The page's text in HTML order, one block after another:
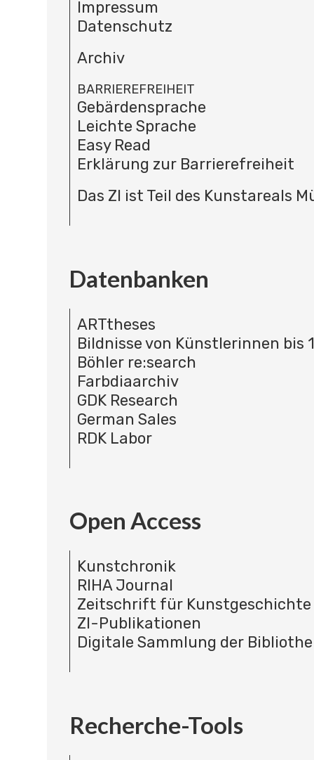
Impressum
Datenschutz
Archiv
BARRIEREFREIHEIT
Gebärdensprache
Leichte Sprache
Easy Read
Erklärung zur Barrierefreiheit
Das ZI ist Teil des Kunstareals
Datenbanken
ARTtheses
Bildnisse von Künstlerinnen bis
Böhler re:search
Farbdiaarchiv
GDK Research
German Sales
RDK Labor
Open Access
Kunstchronik
RIHA Journal
Zeitschrift für Kunstgeschichte
ZI-Publikationen
Digitale Sammlung der
Recherche-Tools